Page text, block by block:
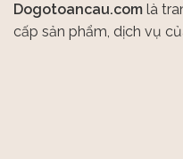
Dogotoancau.com là
cấp sản phẩm, dịch vụ